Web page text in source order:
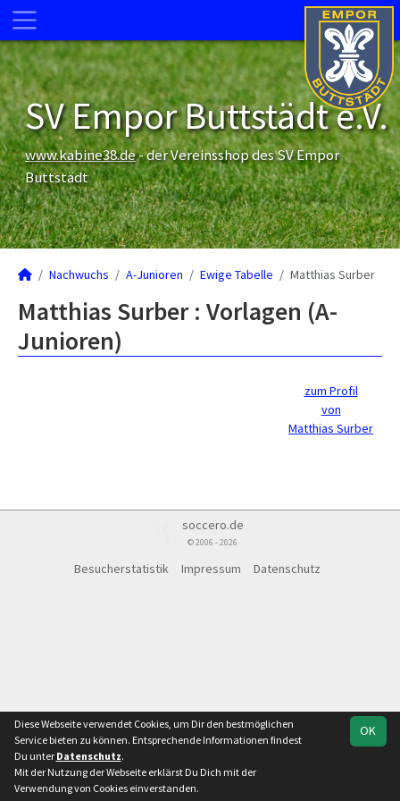
SV Empor Buttstädt e.V.
www.kabine38.de- der Vereinsshop des SV Empor
Buttstädt
Nachwuchs A-Junioren Ewige Tabelle Matthias Surber
Matthias Surber : Vorlagen (A-
Junioren)
zum Profil
von
Matthias Surber
soccero.de
© 2006 - 2026
Besucherstatistik Impressum Datenschutz
OK
Diese Webseite verwendet Cookies, um Dir den bestmöglichen
Service bieten zu können. Entsprechende Informationen findest
Du unter Datenschutz.
Mit der Nutzung der Webseite erklärst Du Dich mit der
Verwendung von Cookies einverstanden.